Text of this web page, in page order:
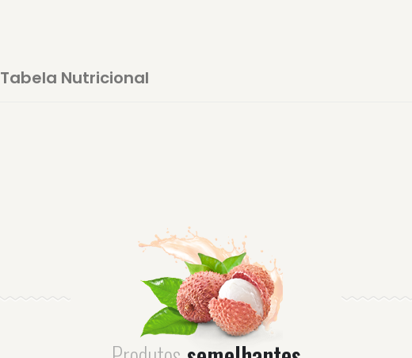
Tabela Nutricional